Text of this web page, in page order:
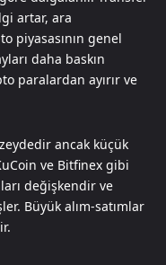
artar, ara
piyasasının genel
daha baskın
paralardan ayırır ve
ancak küçük
ve Bitfinex gibi
değişkendir ve
Büyük alım-satımlar